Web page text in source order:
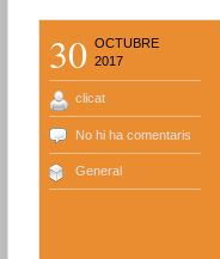
30 OCTUBRE
2017
clicat
No hi ha comentaris
General